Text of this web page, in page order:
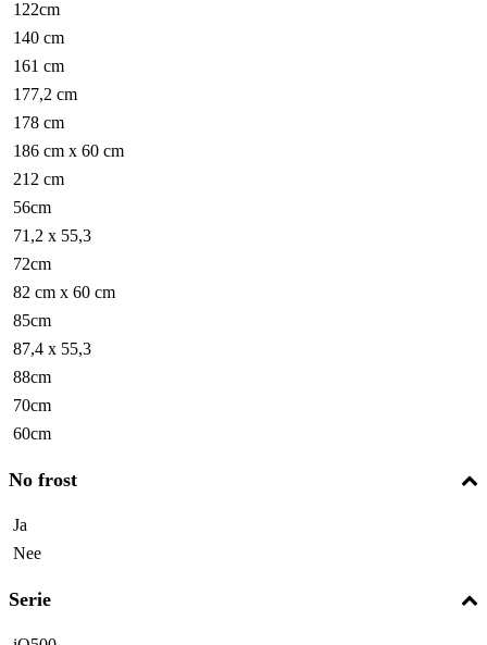
122cm
140 cm
161 cm
177,2 cm
178 cm
186 cm x 60 cm
212 cm
56cm
71,2 x 55,3
72cm
82 cm x 60 cm
85cm
87,4 x 55,3
88cm
70cm
60cm
No frost
Ja
Nee
Serie